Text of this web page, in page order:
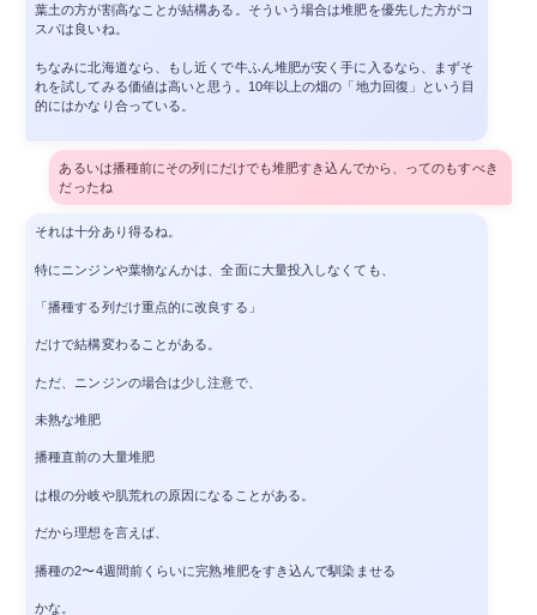
葉土の方が割高なことが結構ある。そういう場合は堆肥を優先した方がコ
スパは良いね。
ちなみに北海道なら、もし近くで牛ふん堆肥が安く手に入るなら、まずそ
れを試してみる価値は高いと思う。10年以上の畑の「地力回復」という目
的にはかなり合っている。
あるいは播種前にその列にだけでも堆肥すき込んでから、ってのもすべき
だったね
それは十分あり得るね。
特にニンジンや葉物なんかは、全面に大量投入しなくても、
「播種する列だけ重点的に改良する」
だけで結構変わることがある。
ただ、ニンジンの場合は少し注意で、
未熟な堆肥
播種直前の大量堆肥
は根の分岐や肌荒れの原因になることがある。
だから理想を言えば、
播種の2〜4週間前くらいに完熟堆肥をすき込んで馴染ませる
かな。